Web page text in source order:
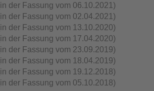
der Fassung vom 06.10.2021)
der Fassung vom 02.04.2021)
der Fassung vom 13.10.2020)
der Fassung vom 17.04.2020)
der Fassung vom 23.09.2019)
der Fassung vom 18.04.2019)
der Fassung vom 19.12.2018)
der Fassung vom 05.10.2018)